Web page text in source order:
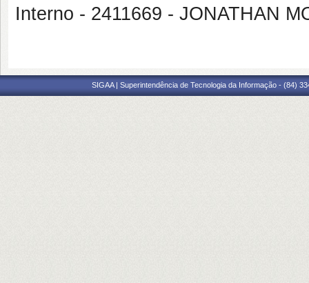
Interno - 2411669 - JONATHAN
SIGAA | Superintendência de Tecnologia da Informação - (84)